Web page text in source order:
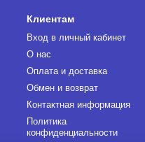
Клиентам
Вход в личный кабинет
О нас
Оплата и доставка
Обмен и возврат
Контактная информация
Политика
конфиденциальности